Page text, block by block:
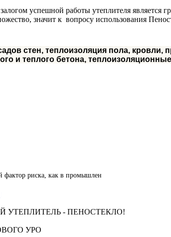
успешной работы утеплителя является
значит к вопросу использования
стен, теплоизоляция пола, кровли,
и теплого бетона,
фактор риска, как в промышлен
УТЕПЛИТЕЛЬ - ПЕНОСТЕКЛО!
УРО